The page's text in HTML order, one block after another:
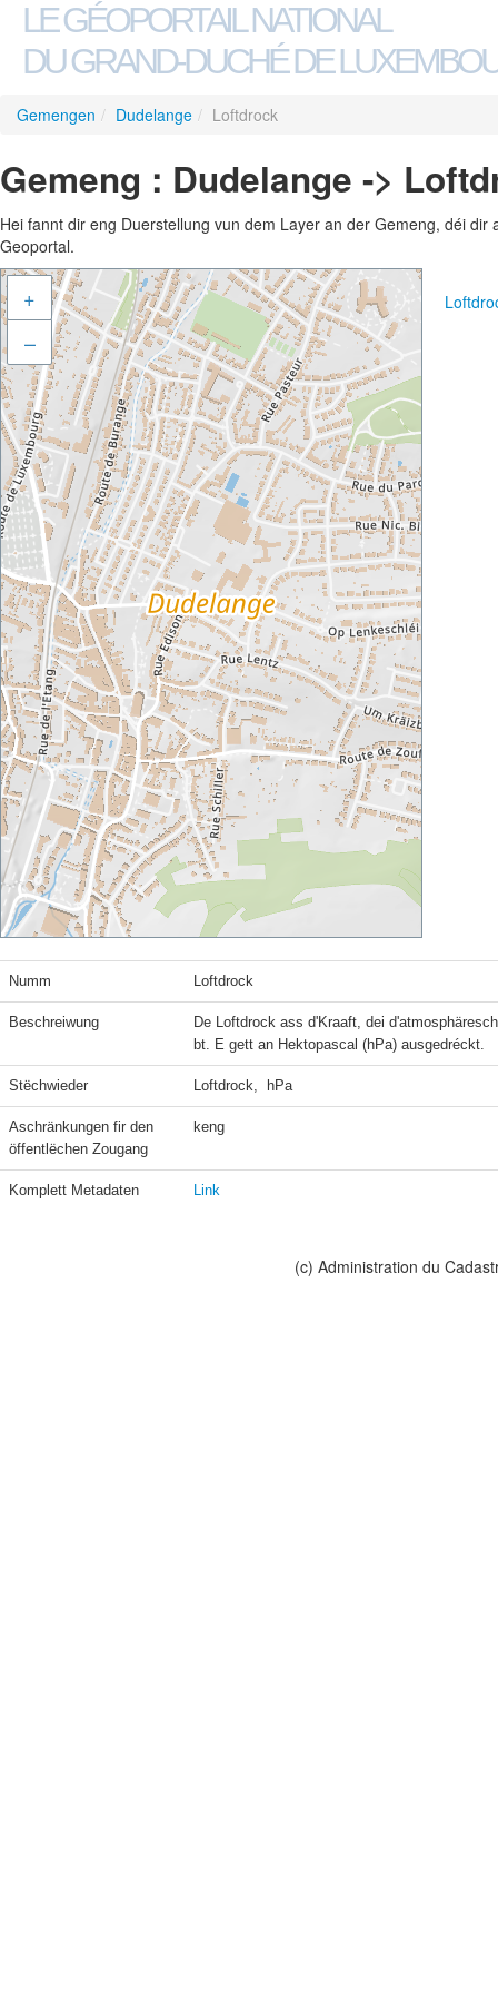
LE GÉOPORTAIL NATIONAL
DU GRAND-DUCHÉ DE
Gemengen / Dudelange / Loftdrock
Gemeng : Dudelange ->
Hei fannt dir eng Duerstellung vun dem Layer an der Gemeng, déi
Geoportal.
+
–
Numm Loftdrock
Beschreiwung
De Loftdrock ass d'Kraaft, dei
bt. E gett an Hektopascal (hPa) ausgedréckt.
Stëchwieder Loftdrock,  hPa
Aschränkungen fir den
öffentlëchen Zougang
keng
Komplett Metadaten Link
(c) Administration du